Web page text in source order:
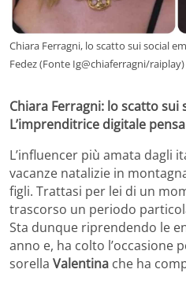
Chiara Ferragni, lo scatto sui social
Fedez (Fonte Ig@chiaferragni/
Chiara Ferragni: lo scatto sui
L’imprenditrice digitale
L’influencer più amata dagli
vacanze natalizie in
figli. Trattasi per lei di un
trascorso un periodo
Sta dunque riprendendo le
anno e, ha colto l’occasione
sorella Valentina che ha